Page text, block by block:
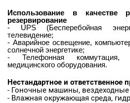
Использование в качестве
резервирование
- UPS (Бесперебойная
телевидение;
- Аварийное освещение,
солнечной энергетике;
- Телефонная коммутация,
медицинского оборудования.
Нестандартное и ответственное
- Гоночные машины,
- Влажная окружающая среда,